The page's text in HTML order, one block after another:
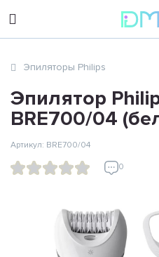
sales@dimoll.ru
Эпиляторы Philips
Эпилятор
BRE700/04
0
Артикул: BRE700/04